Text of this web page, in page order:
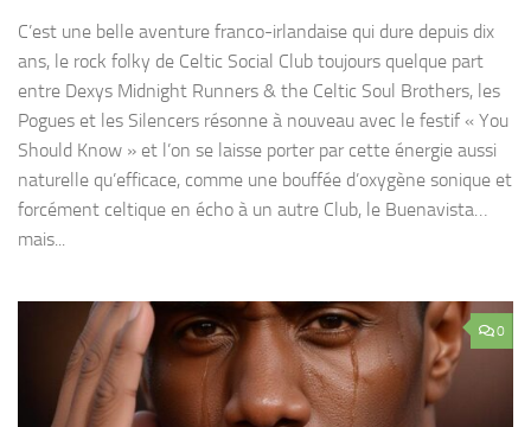
C’est une belle aventure franco-irlandaise qui dure depuis dix
ans, le rock folky de Celtic Social Club toujours quelque part
entre Dexys Midnight Runners & the Celtic Soul Brothers, les
Pogues et les Silencers résonne à nouveau avec le festif « You
Should Know » et l’on se laisse porter par cette énergie aussi
naturelle qu’efficace, comme une bouffée d’oxygène sonique et
forcément celtique en écho à un autre Club, le Buenavista…
mais...
0